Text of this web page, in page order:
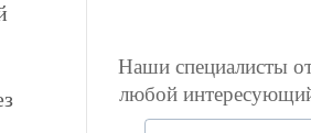
Наши специалисты
любой